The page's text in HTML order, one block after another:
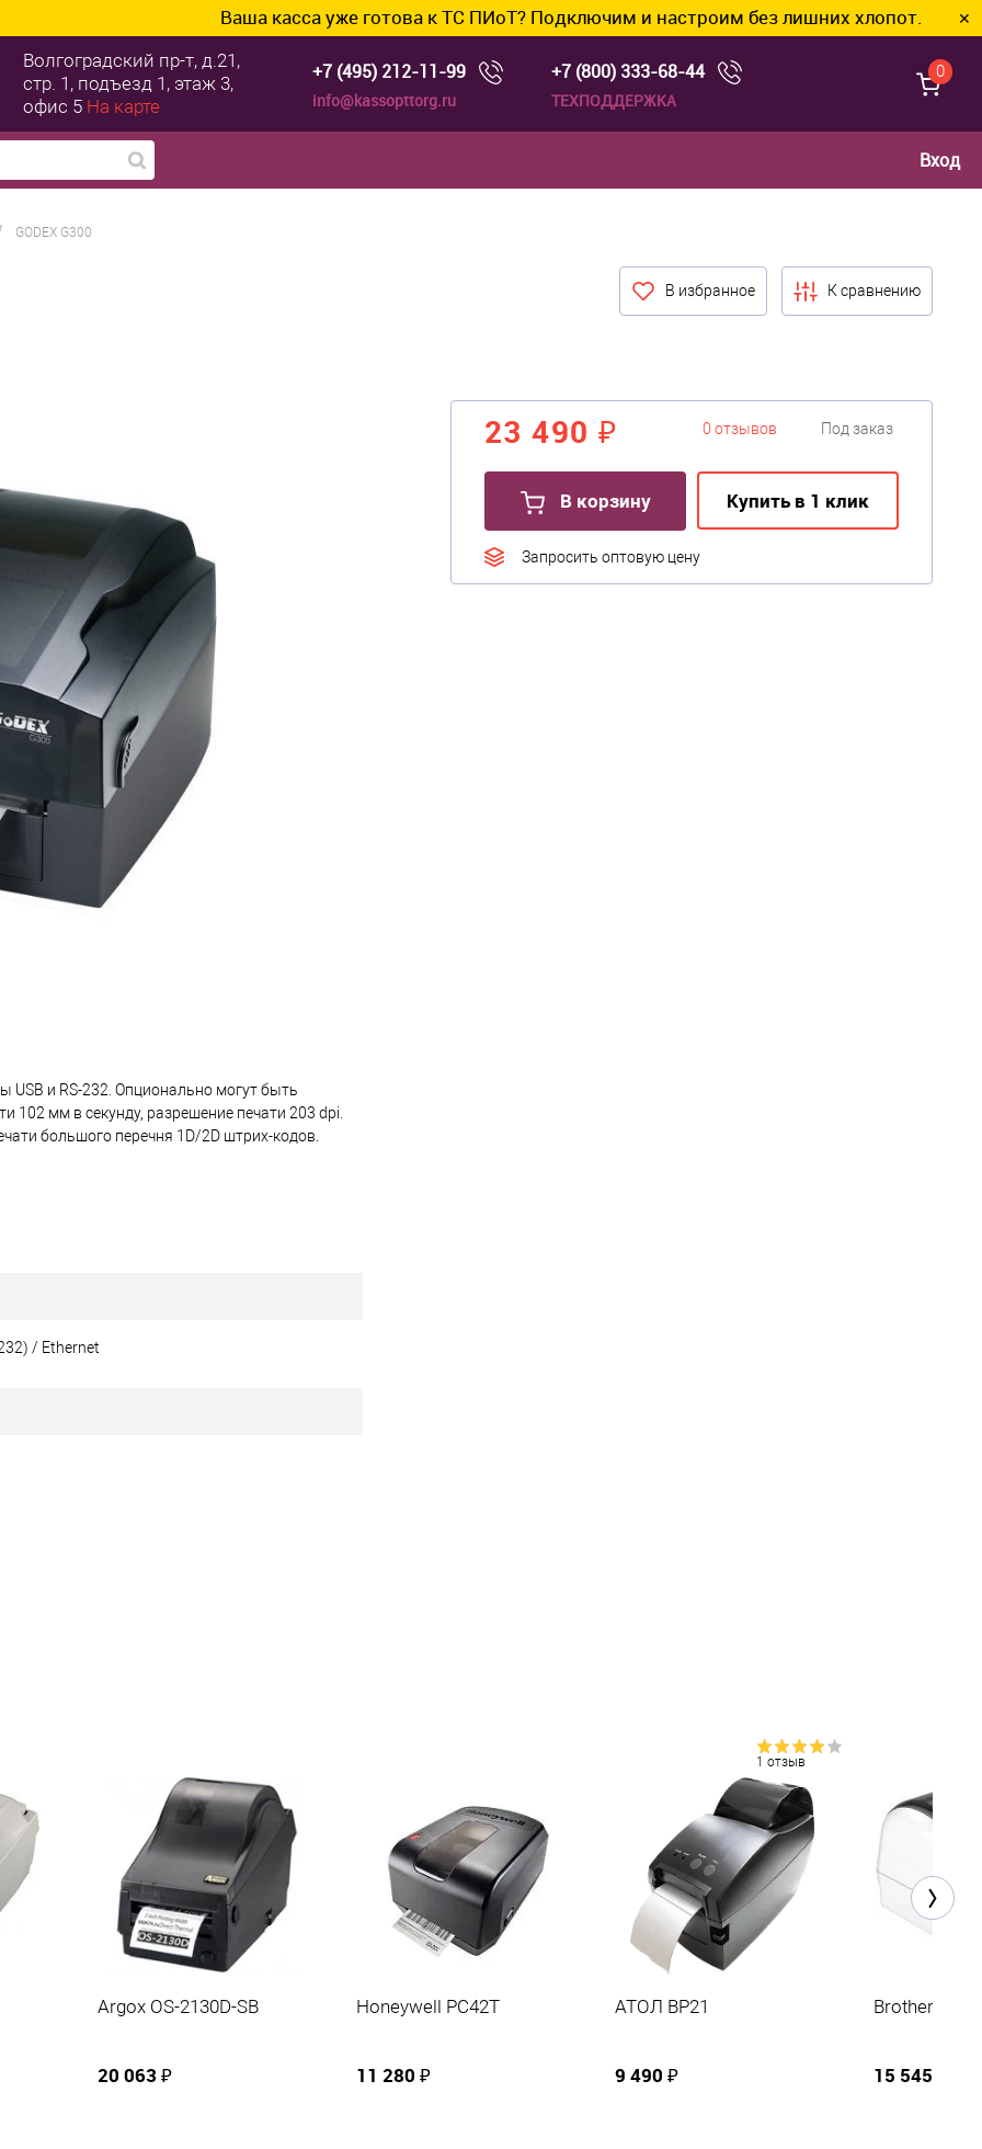
Ваша касса уже готова к ТС ПИоТ? Подключим и настроим без лишних хлопот. ✕
Волгоградский пр-т, д.21,
стр. 1, подъезд 1, этаж 3,
офис 5 На карте
+7 (495) 212-11-99
info@kassopttorg.ru
+7 (800) 333-68-44
ТЕХПОДДЕРЖКА
0
Вход
GODEX G300
В избранное К сравнению
23 490 ₽ 0 отзывов Под заказ
В корзину Купить в 1 клик
Запросить оптовую цену
USB и RS-232. Опционально могут быть
102 мм в секунду, разрешение печати 203 dpi.
большого перечня 1D/2D штрих-кодов.
/ Ethernet
Argox OS-2130D-SB
20 063 ₽
Honeywell PC42T
11 280 ₽
1 отзыв
АТОЛ BP21
9 490 ₽
Brother QL-
15 545 ₽